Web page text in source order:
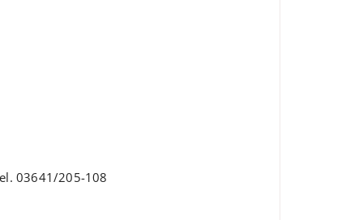
03641/205-108